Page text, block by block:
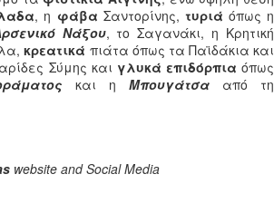
, η φάβα Σαντορίνης, τυριά όπως η
Νάξου, το Σαγανάκι, η Κρητική
κρεατικά πιάτα όπως τα Παϊδάκια και
Σύμης και γλυκά επιδόρπια όπως
και η Μπουγάτσα
από τη
website and Social Media